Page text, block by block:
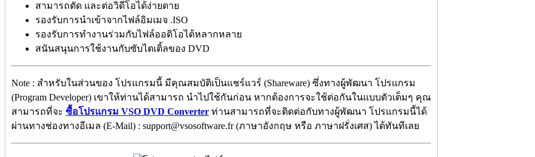
สามารถตัด และต่อวิดีโอได้ง่ายดาย
รองรับการนำเข้าจากไฟล์อิมเมจ .ISO
รองรับการทำงานร่วมกับไฟล์ออดิโอได้หลากหลาย
สนันสนุนการใช้งานกับซับไตเติ้ลของ DVD
Note : สำหรับในส่วนของ โปรแกรมนี้ มีคุณสมบัติเป็นแชร์แวร์ (Shareware) ซึ่งทางผู้พัฒนา โปรแกรม
(Program Developer) เขาให้ท่านได้สามารถ นำไปใช้กันก่อน หากต้องการจะใช้ต่อกันในแบบตัวเต็มๆ คุณ
สามารถที่จะ ซื้อโปรแกรม VSO DVD Converter ท่านสามารถที่จะติดต่อกับทางผู้พัฒนา โปรแกรมนี้ได้
ผ่านทางช่องทางอีเมล (E-Mail) : support@vsosoftware.fr (ภาษาอังกฤษ หรือ ภาษาฝรั่งเศส) ได้ทันทีเลย